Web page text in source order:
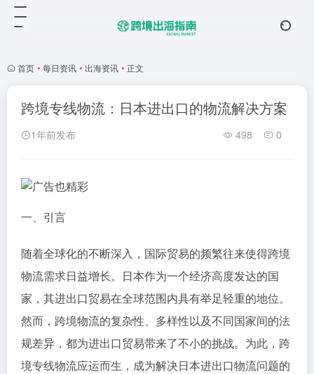
首页 • 每日资讯 • 出海资讯 • 正文
跨境专线物流：日本进出口的物流解决方案
1年前发布 498 0
一、引言
随着全球化的不断深入，国际贸易的频繁往来使得跨境
物流需求日益增长。日本作为一个经济高度发达的国
家，其进出口贸易在全球范围内具有举足轻重的地位。
然而，跨境物流的复杂性、多样性以及不同国家间的法
规差异，都为进出口贸易带来了不小的挑战。为此，跨
境专线物流应运而生，成为解决日本进出口物流问题的